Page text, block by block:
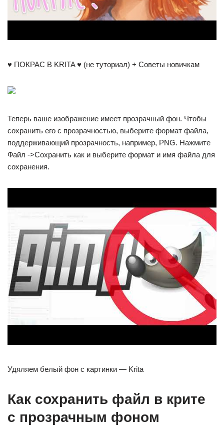
♥ ПОКРАС В KRITA ♥ (не туториал) + Советы новичкам
Теперь ваше изображение имеет прозрачный фон. Чтобы
сохранить его с прозрачностью, выберите формат файла,
поддерживающий прозрачность, например, PNG. Нажмите
Файл ->Сохранить как и выберите формат и имя файла для
сохранения.
Удяляем белый фон с картинки — Krita
Как сохранить файл в крите
с прозрачным фоном